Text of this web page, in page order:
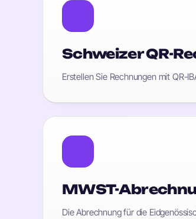
Schweizer QR-
Erstellen Sie Rechnungen mit QR-
MWST-
Die Abrechnung für die